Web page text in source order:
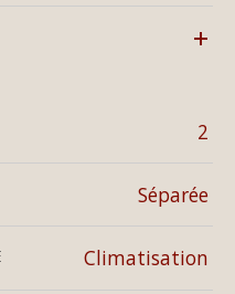
2
Séparée
Climatisation